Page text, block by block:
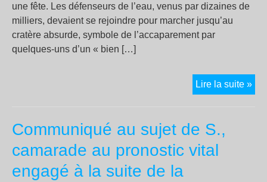
une fête. Les défenseurs de l’eau, venus par dizaines de
milliers, devaient se rejoindre pour marcher jusqu’au
cratère absurde, symbole de l’accaparement par
quelques-uns d’un « bien […]
Lire la suite »Ce
Communiqué au sujet de S.,
camarade au pronostic vital
engagé à la suite de la